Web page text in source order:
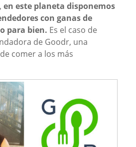
en este planeta disponemos
con ganas de
para bien. Es el caso de
de Goodr, una
comer a los más